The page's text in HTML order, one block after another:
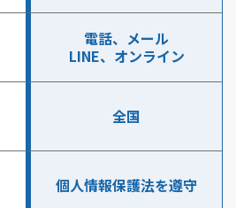
電話、メール
LINE、オンライン
全国
個人情報保護法を遵守